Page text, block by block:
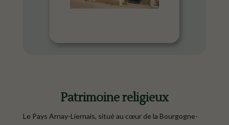
Patrimoine religieux
Le Pays Arnay-Liernais, situé au cœur de la Bourgogne-